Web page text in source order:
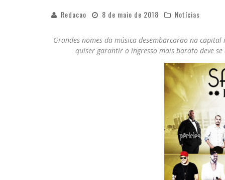
Redacao 8 de maio de 2018 Notícias
Grandes nomes da música desembarcarão na
quiser garantir o ingresso mais barato deve